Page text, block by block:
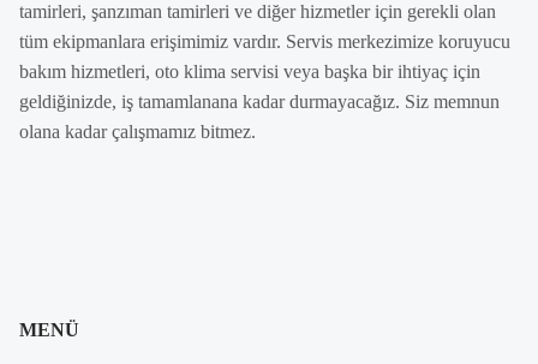
tamirleri, şanzıman tamirleri ve diğer hizmetler için gerekli olan
tüm ekipmanlara erişimimiz vardır. Servis merkezimize koruyucu
bakım hizmetleri, oto klima servisi veya başka bir ihtiyaç için
geldiğinizde, iş tamamlanana kadar durmayacağız. Siz memnun
olana kadar çalışmamız bitmez.
MENÜ